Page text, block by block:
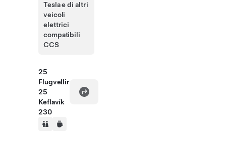
Tesla e di altri
veicoli
elettrici
compatibili
CCS
25
Flugvellir
25
Keflavík
230